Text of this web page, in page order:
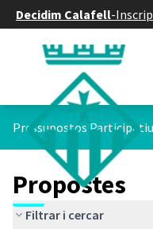
Decidim Calafell-
Pressupostos
Propostes
Filtrar i cercar